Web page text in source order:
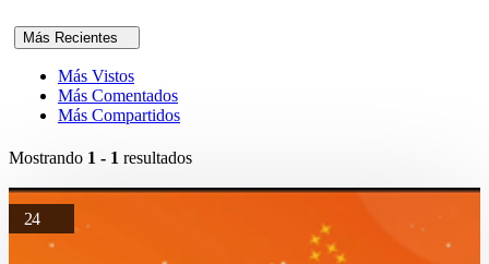
Más Recientes
Más Vistos
Más Comentados
Más Compartidos
Mostrando 1 - 1 resultados
24